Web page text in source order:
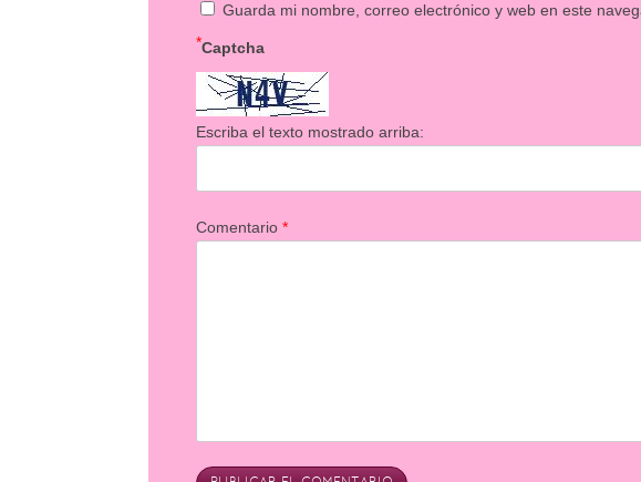
Guarda mi nombre, correo electrónico y web en este
Captcha
*
Escriba el texto mostrado arriba:
Comentario*